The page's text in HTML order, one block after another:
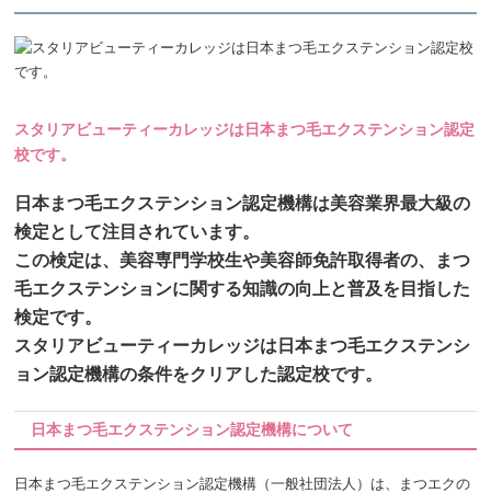
スタリアビューティーカレッジは日本まつ毛エクステンション認定
校です。
日本まつ毛エクステンション認定機構は美容業界最大級の
検定として注目されています。
この検定は、美容専門学校生や美容師免許取得者の、まつ
毛エクステンションに関する知識の向上と普及を目指した
検定です。
スタリアビューティーカレッジは日本まつ毛エクステンシ
ョン認定機構の条件をクリアした認定校です。
日本まつ毛エクステンション認定機構について
日本まつ毛エクステンション認定機構（一般社団法人）は、まつエクの